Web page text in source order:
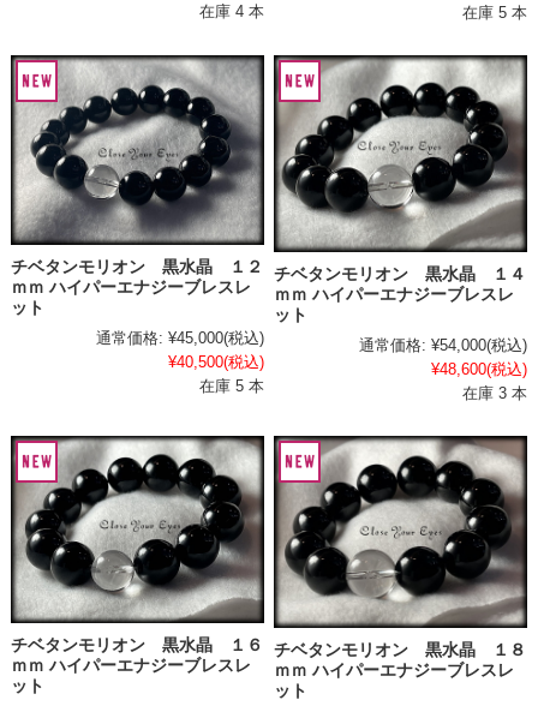
在庫 4 本
在庫 5 本
チベタンモリオン 黒水晶 １２
ｍｍ ハイパーエナジーブレスレ
ット
通常価格: ¥45,000(税込)
¥40,500(税込)
在庫 5 本
チベタンモリオン 黒水晶 １４
ｍｍ ハイパーエナジーブレスレ
ット
通常価格: ¥54,000(税込)
¥48,600(税込)
在庫 3 本
チベタンモリオン 黒水晶 １６
ｍｍ ハイパーエナジーブレスレ
ット
チベタンモリオン 黒水晶 １８
ｍｍ ハイパーエナジーブレスレ
ット